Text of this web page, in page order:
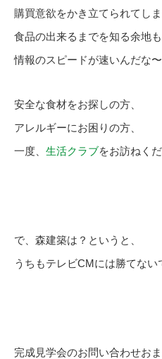
購買意欲をかき立てられてし
食品の出来るまでを知る余地
情報のスピードが速いんだな〜
安全な食材をお探しの方、
アレルギーにお困りの方、
一度、 生活クラブをお訪ねくだ
で、森建築は？というと、
うちもテレビCMには勝てない
完成見学会のお問い合わせお